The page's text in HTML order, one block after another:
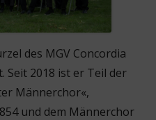
des MGV Concordia
Seit 2018 ist er Teil der
Männerchor«,
und dem Männerchor